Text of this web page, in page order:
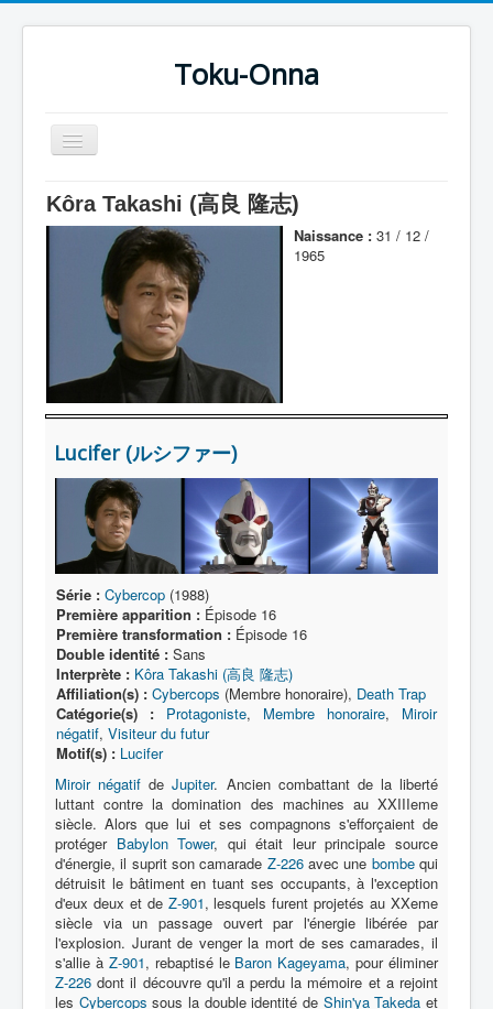
Toku-Onna
Basculer
la
Accueil
Toku-Actrices
Toku-Critiques
Séries
COSAA
Dessins
Artiste Asperger
Lexique
Série
Acteur
Équipe
Personnage
Transformation
Équipement
Mecha
Objet
Lieu
Épisode
Référence
Fanservice
Générique
Kôra Takashi (高良 隆志)
Naissance : 31 / 12 /
1965
Lucifer (ルシファー)
Série : Cybercop (1988)
Première apparition : Épisode 16
Première transformation : Épisode 16
Double identité : Sans
Interprète : Kôra Takashi (高良 隆志)
Affiliation(s) : Cybercops (Membre honoraire), Death Trap
Catégorie(s) :
Protagoniste, Membre honoraire, Miroir
négatif, Visiteur du futur
Motif(s) : Lucifer
Miroir négatif deJupiter. Ancien combattant de la liberté
luttant contre la domination des machines au XXIIIeme
siècle. Alors que lui et ses compagnons s'efforçaient de
protéger Babylon Tower, qui était leur principale source
d'énergie, il suprit son camarade Z-226avec une bombequi
détruisit le bâtiment en tuant ses occupants, à l'exception
d'eux deux et de Z-901, lesquels furent projetés au XXeme
siècle via un passage ouvert par l'énergie libérée par
l'explosion. Jurant de venger la mort de ses camarades, il
s'allie à Z-901, rebaptisé le Baron Kageyama, pour éliminer
Z-226 dont il découvre qu'il a perdu la mémoire et a rejoint
les Cybercops sous la double identité de Shin'ya Takeda et